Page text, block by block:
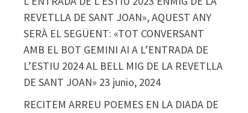
REVETLLA DE SANT JOAN», AQUEST ANY
SERÀ EL SEGÜENT: «TOT CONVERSANT
AMB EL BOT GEMINI AI A L’ENTRADA DE
L’ESTIU 2024 AL BELL MIG DE LA REVETLLA
DE SANT JOAN» 23 junio, 2024
RECITEM ARREU POEMES EN LA DIADA DE